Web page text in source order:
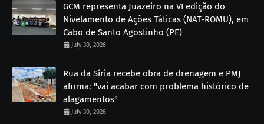
GCM representa Juazeiro na VI edição do
Nivelamento de Ações Táticas (NAT-ROMU), em
Cabo de Santo Agostinho (PE)
July 30, 2026
Rua da Síria recebe obra de drenagem e PMJ
afirma: "vai acabar com problema histórico de
alagamentos"
July 30, 2026